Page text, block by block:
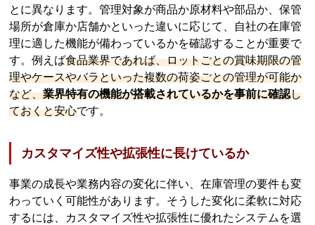
とに異なります。管理対象が商品か原材料や部品か、保管
場所が倉庫か店舗かといった違いに応じて、自社の在庫管
理に適した機能が備わっているかを確認することが重要で
す。例えば食品業界であれば、ロットごとの賞味期限の管
理やケースやバラといった複数の荷姿ごとの管理が可能か
など、業界特有の機能が搭載されているかを事前に確認し
ておくと安心です。
カスタマイズ性や拡張性に長けているか
事業の成長や業務内容の変化に伴い、在庫管理の要件も変
わっていく可能性があります。そうした変化に柔軟に対応
するには、カスタマイズ性や拡張性に優れたシステムを選